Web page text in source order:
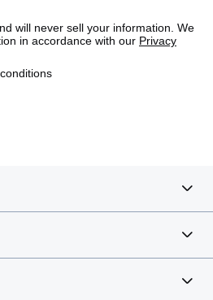
will never sell your information. We
in accordance with our Privacy